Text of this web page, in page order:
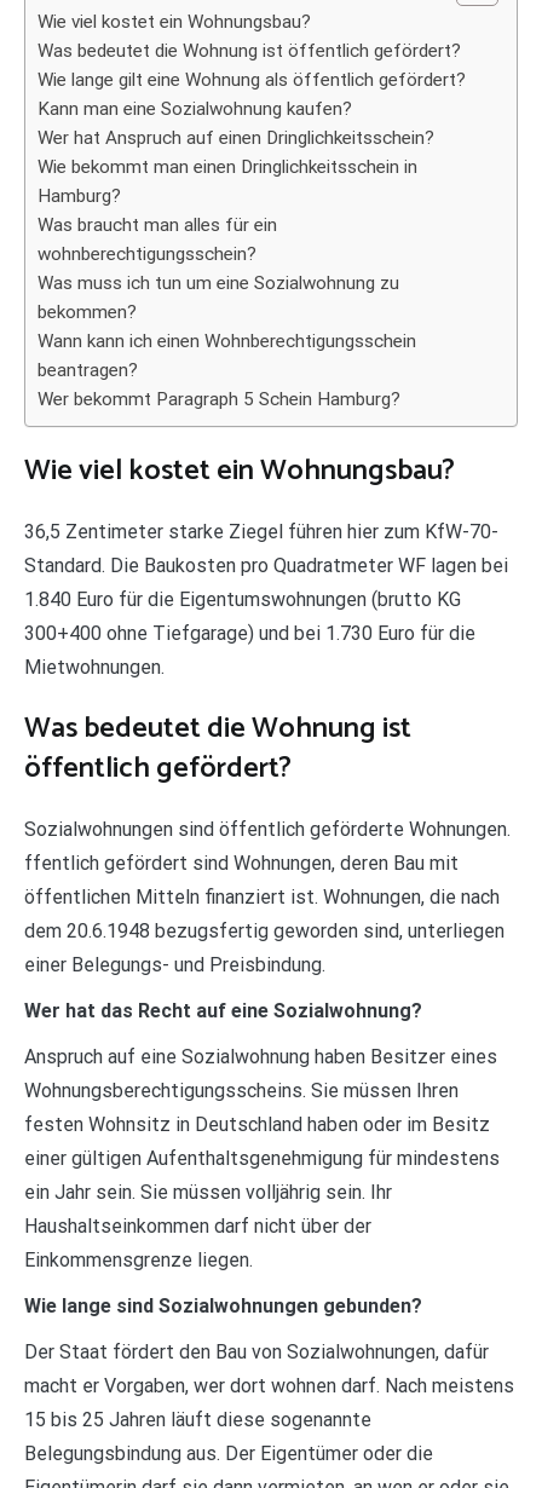
Wie viel kostet ein Wohnungsbau?
Was bedeutet die Wohnung ist öffentlich gefördert?
Wie lange gilt eine Wohnung als öffentlich gefördert?
Kann man eine Sozialwohnung kaufen?
Wer hat Anspruch auf einen Dringlichkeitsschein?
Wie bekommt man einen Dringlichkeitsschein in
Hamburg?
Was braucht man alles für ein
wohnberechtigungsschein?
Was muss ich tun um eine Sozialwohnung zu
bekommen?
Wann kann ich einen Wohnberechtigungsschein
beantragen?
Wer bekommt Paragraph 5 Schein Hamburg?
Wie viel kostet ein Wohnungsbau?
36,5 Zentimeter starke Ziegel führen hier zum KfW-70-
Standard. Die Baukosten pro Quadratmeter WF lagen bei
1.840 Euro für die Eigentumswohnungen (brutto KG
300+400 ohne Tiefgarage) und bei 1.730 Euro für die
Mietwohnungen.
Was bedeutet die Wohnung ist
öffentlich gefördert?
Sozialwohnungen sind öffentlich geförderte Wohnungen.
ffentlich gefördert sind Wohnungen, deren Bau mit
öffentlichen Mitteln finanziert ist. Wohnungen, die nach
dem 20.6.1948 bezugsfertig geworden sind, unterliegen
einer Belegungs- und Preisbindung.
Wer hat das Recht auf eine Sozialwohnung?
Anspruch auf eine Sozialwohnung haben Besitzer eines
Wohnungsberechtigungsscheins. Sie müssen Ihren
festen Wohnsitz in Deutschland haben oder im Besitz
einer gültigen Aufenthaltsgenehmigung für mindestens
ein Jahr sein. Sie müssen volljährig sein. Ihr
Haushaltseinkommen darf nicht über der
Einkommensgrenze liegen.
Wie lange sind Sozialwohnungen gebunden?
Der Staat fördert den Bau von Sozialwohnungen, dafür
macht er Vorgaben, wer dort wohnen darf. Nach meistens
15 bis 25 Jahren läuft diese sogenannte
Belegungsbindung aus. Der Eigentümer oder die